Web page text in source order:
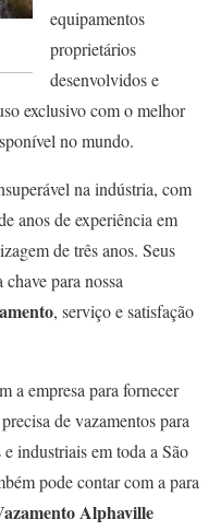
equipamentos
proprietários
desenvolvidos e
exclusivo com o melhor
no mundo.
na indústria, com
anos de experiência em
de três anos. Seus
para nossa
, serviço e satisfação
a empresa para fornecer
de vazamentos para
industriais em toda a São
pode contar com a para
Alphaville